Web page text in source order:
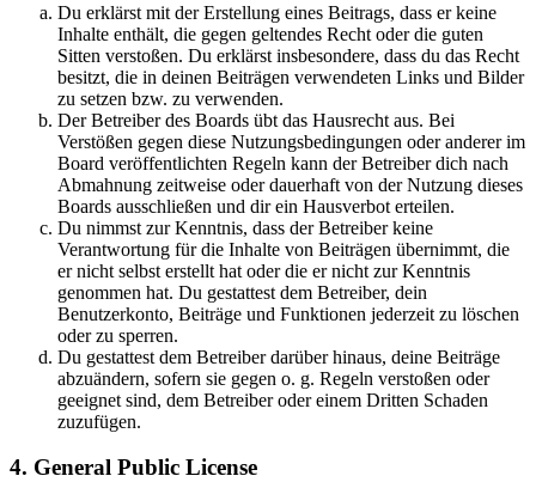
Du erklärst mit der Erstellung eines Beitrags, dass er keine
Inhalte enthält, die gegen geltendes Recht oder die guten
Sitten verstoßen. Du erklärst insbesondere, dass du das Recht
besitzt, die in deinen Beiträgen verwendeten Links und Bilder
zu setzen bzw. zu verwenden.
Der Betreiber des Boards übt das Hausrecht aus. Bei
Verstößen gegen diese Nutzungsbedingungen oder anderer im
Board veröffentlichten Regeln kann der Betreiber dich nach
Abmahnung zeitweise oder dauerhaft von der Nutzung dieses
Boards ausschließen und dir ein Hausverbot erteilen.
Du nimmst zur Kenntnis, dass der Betreiber keine
Verantwortung für die Inhalte von Beiträgen übernimmt, die
er nicht selbst erstellt hat oder die er nicht zur Kenntnis
genommen hat. Du gestattest dem Betreiber, dein
Benutzerkonto, Beiträge und Funktionen jederzeit zu löschen
oder zu sperren.
Du gestattest dem Betreiber darüber hinaus, deine Beiträge
abzuändern, sofern sie gegen o. g. Regeln verstoßen oder
geeignet sind, dem Betreiber oder einem Dritten Schaden
zuzufügen.
4. General Public License